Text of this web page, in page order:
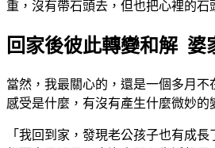
重，沒有帶石頭去，但也把心裡的石
回家後彼此轉變和解 婆
當然，我最關心的，還是一個多月不
感受是什麼，有沒有產生什麼微妙的
「我回到家，發現老公孩子也有成